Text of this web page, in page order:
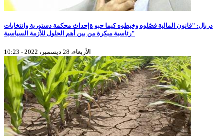
دربال: "قانون المالية فصّلوه وخيطوه كيما حبو ةإحداث محكمة دستورية وانتخابات
رئاسية مبكرة من بين أهم الحلول للأزمة السياسية"
الأربعاء، 28 ديسمبر، 2022 - 10:23